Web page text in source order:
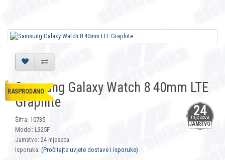
24
mjeseca
JAMSTVO
RASPRODANO
Samsung Galaxy Watch 8 40mm LTE
Graphite
Šifra: 10735
Model: L325F
Jamstvo: 24 mjeseca
Isporuka: (Pročitajte uvjete dostave i isporuke)